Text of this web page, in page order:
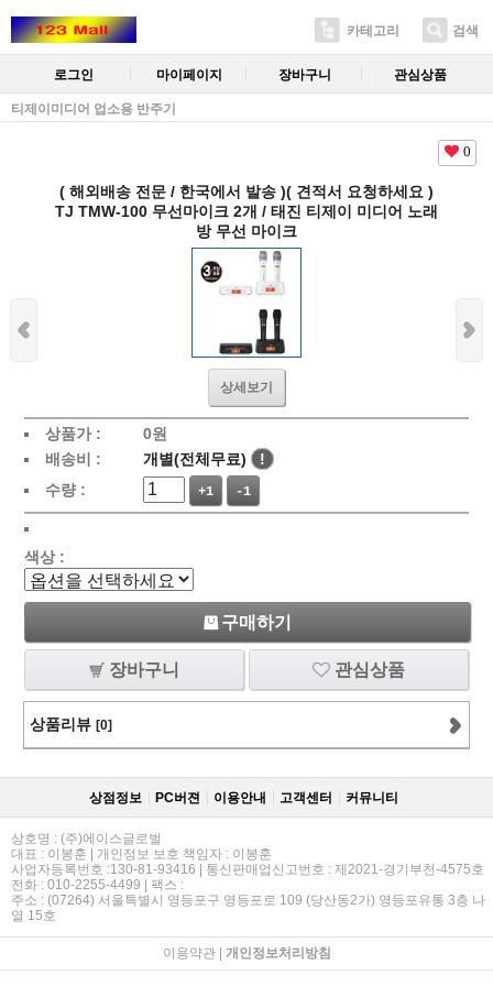
카테고리 검색
로그인 마이페이지 장바구니 관심상품
티제이미디어 업소용 반주기
0
( 해외배송 전문 / 한국에서 발송 )( 견적서 요청하세요 )
TJ TMW-100 무선마이크 2개 / 태진 티제이 미디어 노래
방 무선 마이크
상세보기
상품가 : 0원
배송비 :
개별(전체무료)
!
수량 :
+1 -1
색상 :
구매하기
장바구니 관심상품
상품리뷰 [0]
상점정보 PC버젼 이용안내 고객센터 커뮤니티
상호명 : (주)에이스글로벌
대표 : 이봉훈 | 개인정보 보호 책임자 : 이봉훈
사업자등록번호 :130-81-93416 | 통신판매업신고번호 : 제2021-경기부천-4575호
전화 : 010-2255-4499 | 팩스 :
주소 : (07264) 서울특별시 영등포구 영등포로 109 (당산동2가) 영등포유통 3층 나
열 15호
이용약관| 개인정보처리방침